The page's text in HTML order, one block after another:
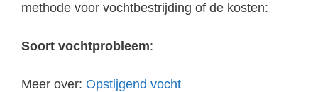
methode voor vochtbestrijding of de kosten:
Soort vochtprobleem:
Meer over: Opstijgend vocht